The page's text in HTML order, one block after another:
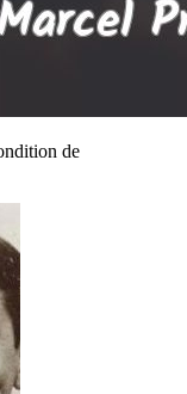
de